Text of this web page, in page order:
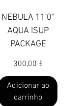
NEBULA 11'0"
AQUA ISUP
PACKAGE
Preço
300,00 £
Adicionar ao
carrinho